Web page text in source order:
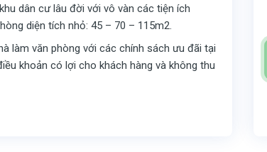
dân cư lâu đời với vô vàn các tiện ích
diện tích nhỏ: 45 – 70 – 115m2.
làm văn phòng với các chính sách ưu đãi tại
khoản có lợi cho khách hàng và không thu